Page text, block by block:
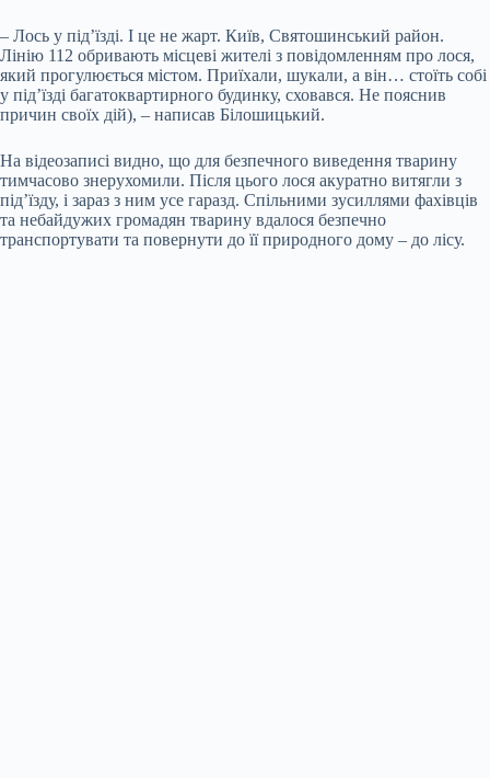
– Лось у під’їзді. І це не жарт. Київ, Святошинський район.
Лінію 112 обривають місцеві жителі з повідомленням про лося,
який прогулюється містом. Приїхали, шукали, а він… стоїть собі
у під’їзді багатоквартирного будинку, сховався. Не пояснив
причин своїх дій), – написав Білошицький.
На відеозаписі видно, що для безпечного виведення тварину
тимчасово знерухомили. Після цього лося акуратно витягли з
під’їзду, і зараз з ним усе гаразд. Спільними зусиллями фахівців
та небайдужих громадян тварину вдалося безпечно
транспортувати та повернути до її природного дому – до лісу.